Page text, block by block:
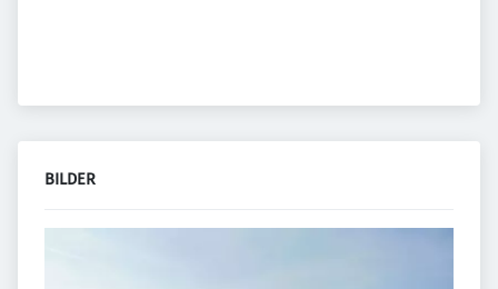
BILDER